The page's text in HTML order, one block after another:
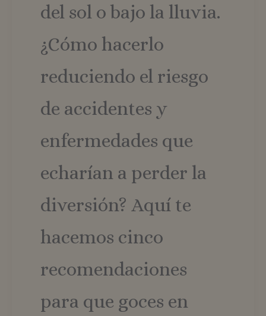
del sol o bajo la lluvia.
¿Cómo hacerlo
reduciendo el riesgo
de accidentes y
enfermedades que
echarían a perder la
diversión? Aquí te
hacemos cinco
recomendaciones
para que goces en